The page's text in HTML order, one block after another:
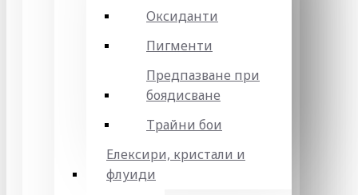
Оксиданти
Пигменти
Предпазване при
боядисване
Трайни бои
Елексири, кристали и
флуиди